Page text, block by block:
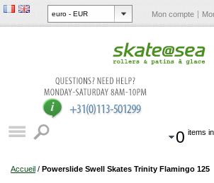
Mon compte
0 items
Accueil / Powerslide Swell Skates Trinity Flamingo 125